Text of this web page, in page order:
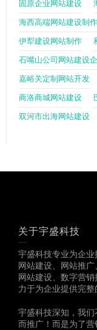
固原企业网站建设
海西高端网站建设制作
伊犁建设网站制作
石嘴山公司网站建设
嘉峪关定制网站开发
商洛商城网站建设
双河市出海网站建设
关于宇盛科技
宇盛科技专业为企
网站建设、网站推
网站建设、数字营
力于为企业提供完整
宇盛科技深知，我
而推广！而是为了